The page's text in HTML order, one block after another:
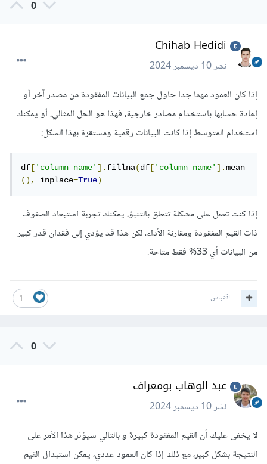
0
Chihab Hedidi
نشر10 ديسمبر 2024
إذا كان العمود مهما جدا حاول جمع البيانات المفقودة من مصدر آخر أو
إعادة حسابها باستخدام مصادر خارجية، فهذا هو الحل المثالي، أو يمكنك
استخدام المتوسط إذا كانت البيانات رقمية ومستقرة بهذا الشكل:
df ['column_name'].fillna(df ['column_name'].mean
(),
inplace=True)
إذا كنت تعمل على مشكلة تتعلق بالتنبؤ، يمكنك تجربة استبعاد الصفوف
ذات القيم المفقودة ومقارنة الأداء، لكن هذا قد يؤدي إلى فقدان قدر كبير
من البيانات أي 33% فقط متاحة.
1 اقتباس
0
عبد الوهاب بومعراف
نشر10 ديسمبر 2024
لا يخفى عليك أن القيم المفقودة كبيرة و بالتالي سيؤثر هذا الأمر على
النتيجة بشكل كبير، مع ذلك إذا كان العمود عددي، يمكن استبدال القيم